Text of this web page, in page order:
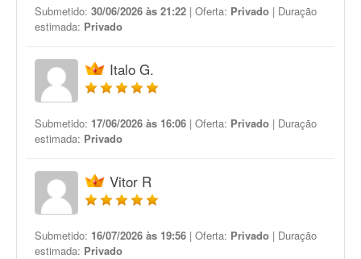
Submetido: 30/06/2026 às 21:22 | Oferta: Privado | Duração
estimada: Privado
Italo G.
Submetido: 17/06/2026 às 16:06 | Oferta: Privado | Duração
estimada: Privado
Vitor R
Submetido: 16/07/2026 às 19:56 | Oferta: Privado | Duração
estimada: Privado